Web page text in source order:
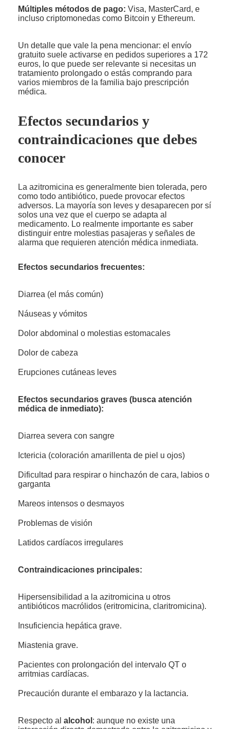
Múltiples métodos de pago: Visa, MasterCard, e
incluso criptomonedas como Bitcoin y Ethereum.
Un detalle que vale la pena mencionar: el envío
gratuito suele activarse en pedidos superiores a 172
euros, lo que puede ser relevante si necesitas un
tratamiento prolongado o estás comprando para
varios miembros de la familia bajo prescripción
médica.
Efectos secundarios y
contraindicaciones que debes
conocer
La azitromicina es generalmente bien tolerada, pero
como todo antibiótico, puede provocar efectos
adversos. La mayoría son leves y desaparecen por sí
solos una vez que el cuerpo se adapta al
medicamento. Lo realmente importante es saber
distinguir entre molestias pasajeras y señales de
alarma que requieren atención médica inmediata.
Efectos secundarios frecuentes:
Diarrea (el más común)
Náuseas y vómitos
Dolor abdominal o molestias estomacales
Dolor de cabeza
Erupciones cutáneas leves
Efectos secundarios graves (busca atención
médica de inmediato):
Diarrea severa con sangre
Ictericia (coloración amarillenta de piel u ojos)
Dificultad para respirar o hinchazón de cara, labios o
garganta
Mareos intensos o desmayos
Problemas de visión
Latidos cardíacos irregulares
Contraindicaciones principales:
Hipersensibilidad a la azitromicina u otros
antibióticos macrólidos (eritromicina, claritromicina).
Insuficiencia hepática grave.
Miastenia grave.
Pacientes con prolongación del intervalo QT o
arritmias cardíacas.
Precaución durante el embarazo y la lactancia.
Respecto al alcohol : aunque no existe una